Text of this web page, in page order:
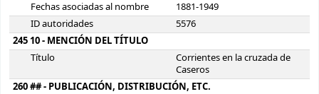
Fechas asociadas al nombre
1881-1949
ID autoridades
5576
245 10 - MENCIÓN DEL TÍTULO
Título
Corrientes en la cruzada de
Caseros
260 ## - PUBLICACIÓN, DISTRIBUCIÓN, ETC.